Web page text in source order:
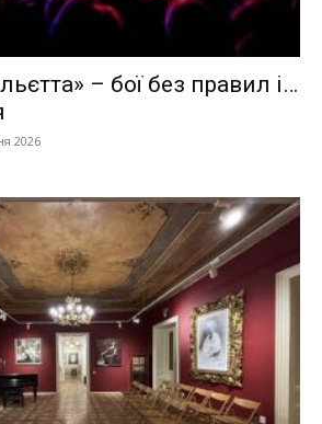
– бої без правил і…
2026